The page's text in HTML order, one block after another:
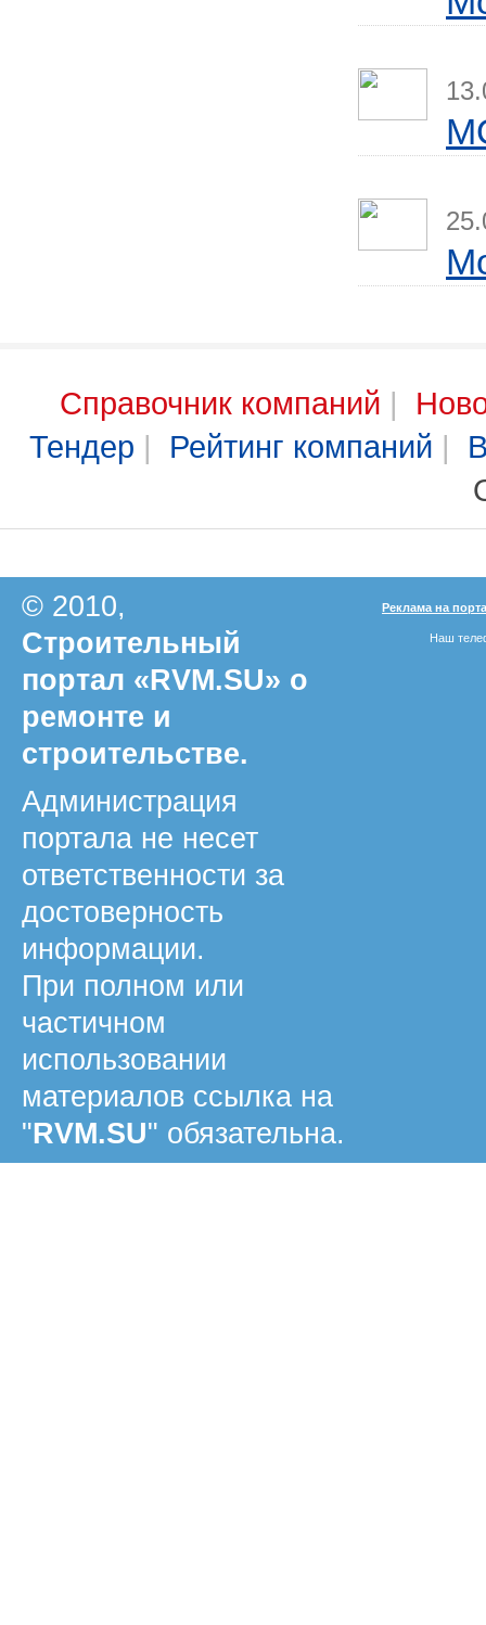
Справочник компаний |
Тендер | Рейтинг компаний |
© 2010,
Строительный
портал «RVM.SU» о
ремонте и
строительстве.
Администрация
портала не несет
ответственности за
достоверность
информации.
При полном или
частичном
использовании
материалов ссылка на
"RVM.SU" обязательна.
Реклама на
Наш